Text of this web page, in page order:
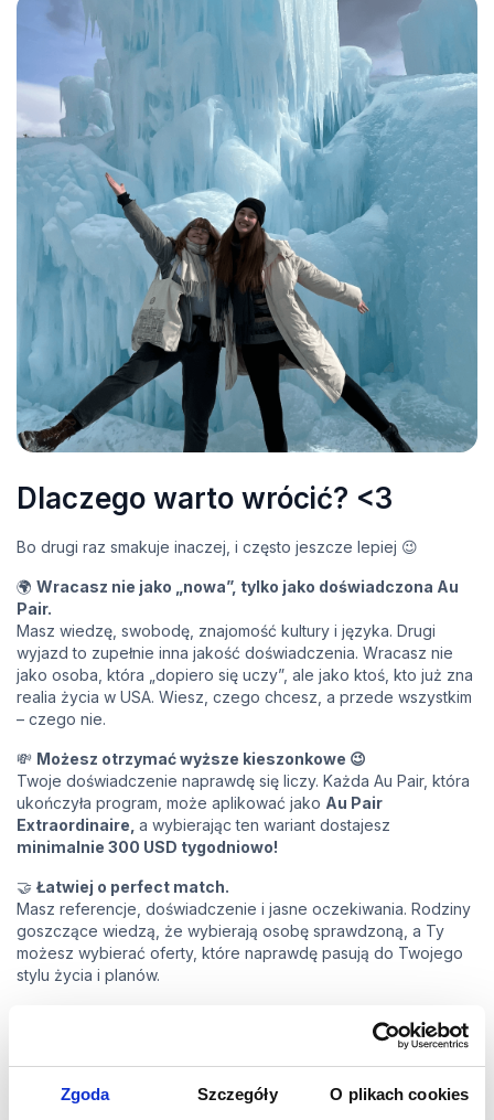
Zgoda Szczegóły O plikach cookies
Dlaczego warto wrócić? <3
Bo drugi raz smakuje inaczej, i często jeszcze lepiej 😉
🌍 Wracasz nie jako „nowa”, tylko jako doświadczona Au
Pair.
Masz wiedzę, swobodę, znajomość kultury i języka. Drugi
wyjazd to zupełnie inna jakość doświadczenia. Wracasz nie
jako osoba, która „dopiero się uczy”, ale jako ktoś, kto już zna
realia życia w USA. Wiesz, czego chcesz, a przede wszystkim
– czego nie.
💸 Możesz otrzymać wyższe kieszonkowe 😉
Twoje doświadczenie naprawdę się liczy. Każda Au Pair, która
ukończyła program, może aplikować jako Au Pair
Extraordinaire, a wybierając ten wariant dostajesz
minimalnie 300 USD tygodniowo!
🤝 Łatwiej o perfect match.
Masz referencje, doświadczenie i jasne oczekiwania. Rodziny
goszczące wiedzą, że wybierają osobę sprawdzoną, a Ty
możesz wybierać oferty, które naprawdę pasują do Twojego
stylu życia i planów.
Podróże, miejsca, relacje i marzenia, które czekały na